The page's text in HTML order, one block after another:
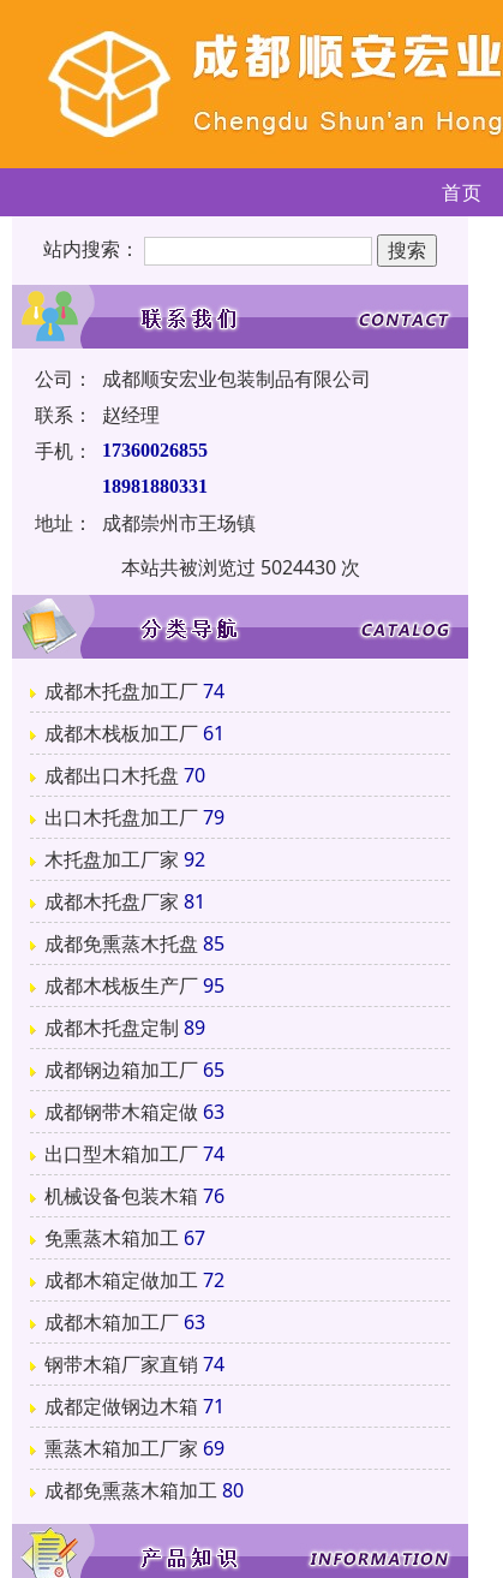
首页
站内搜索：
公司：
成都顺安宏业包装制品有限公司
联系：
赵经理
手机：
17360026855
18981880331
地址：
成都崇州市王场镇
本站共被浏览过 5024430 次
成都木托盘加工厂74
成都木栈板加工厂 61
成都出口木托盘 70
出口木托盘加工厂79
木托盘加工厂家 92
成都木托盘厂家 81
成都免熏蒸木托盘 85
成都木栈板生产厂95
成都木托盘定制 89
成都钢边箱加工厂 65
成都钢带木箱定做 63
出口型木箱加工厂74
机械设备包装木箱 76
免熏蒸木箱加工 67
成都木箱定做加工72
成都木箱加工厂 63
钢带木箱厂家直销 74
成都定做钢边木箱 71
熏蒸木箱加工厂家 69
成都免熏蒸木箱加工80